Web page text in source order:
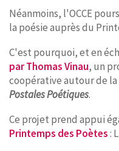
CONTACT
Néanmoins, l'OCCE
la poésie auprès du
C'est pourquoi, et en
par Thomas Vinau, un
coopérative autour de
Postales Poétiques.
Ce projet prend appui
Printemps des Poètes: